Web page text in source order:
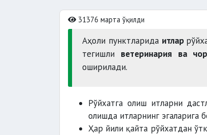
31376 марта ўқилди
Аҳоли пунктларида итлар
тегишли ветеринария ва
оширилади.
Рўйхатга олиш итларни
олишда итларнинг эгаларига
Ҳар йили қайта рўйхатдан